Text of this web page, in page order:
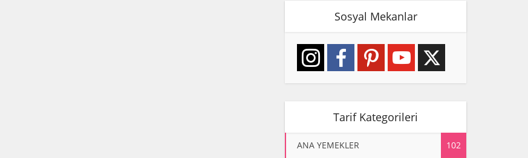
Sosyal Mekanlar
Tarif Kategorileri
ANA YEMEKLER 102